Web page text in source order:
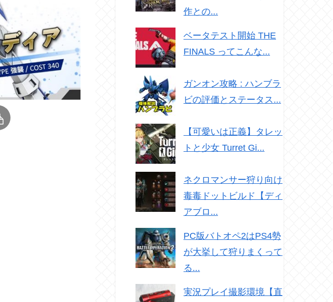
作との...
ベータテスト開始 THE
FINALS ってこんな...
ガンオン攻略 : ハンブラ
ビの評価とステータス...
【可愛いは正義】タレッ
トと少女 Turret Gi...
ネクロマンサー狩り向け
毒毒ドットビルド【ディ
アブロ...
PC版バトオペ2はPS4勢
が大挙して狩りまくって
る...
実況プレイ撮影環境【直